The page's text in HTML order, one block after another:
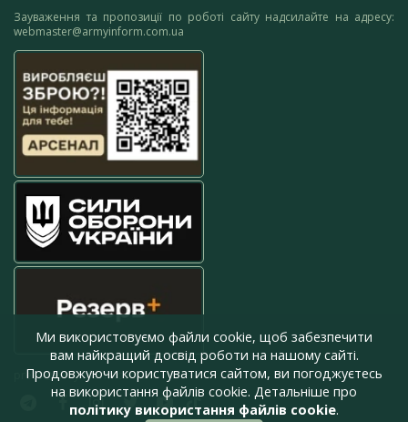
Зауваження та пропозиції по роботі сайту надсилайте на адресу:
webmaster@armyinform.com.ua
press@armyinform.com.ua
Ми використовуємо файли cookie, щоб забезпечити
вам найкращий досвід роботи на нашому сайті.
Продовжуючи користуватися сайтом, ви погоджуєтесь
на використання файлів cookie. Детальніше про
політику використання файлів cookie.